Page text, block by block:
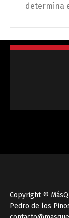
determina
Copyright ©
Pedro de los